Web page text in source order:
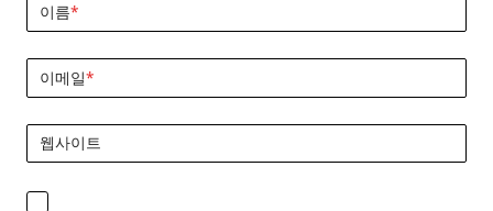
이름*
이메일*
웹사이트